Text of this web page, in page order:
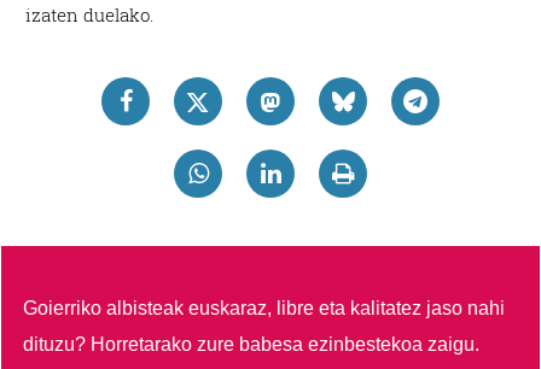
izaten duelako.
Goierriko albisteak euskaraz, libre eta kalitatez jaso nahi
dituzu? Horretarako zure babesa ezinbestekoa zaigu.